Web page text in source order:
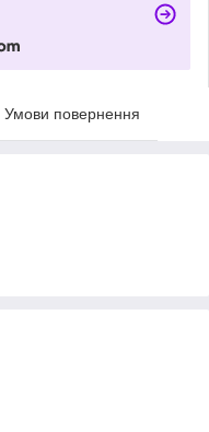
Умови повернення